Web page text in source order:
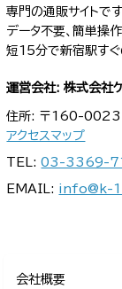
専門の通販サイトで
データ不要、簡単操
短15分で新宿駅すぐ
運営会社: 株式会社
住所: 〒160-0023
アクセスマップ
TEL:03-3369-
EMAIL: info@k-
会社概要